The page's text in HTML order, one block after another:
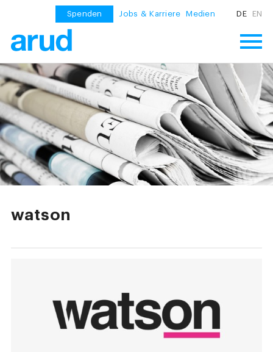
Spenden Jobs & Karriere Medien DE EN
watson